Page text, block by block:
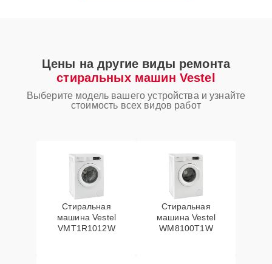
Цены на другие виды ремонта
стиральных машин Vestel
Выберите модель вашего устройства и узнайте
стоимость всех видов работ
Стиральная
машина Vestel
VMT1R1012W
Стиральная
машина Vestel
WM8100T1W